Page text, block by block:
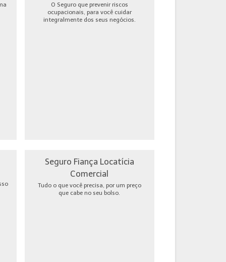
O Seguro que prevenir riscos
ocupacionais, para você cuidar
integralmente dos seus negócios.
Seguro Fiança Locatícia
Comercial
Tudo o que você precisa, por um preço
que cabe no seu bolso.